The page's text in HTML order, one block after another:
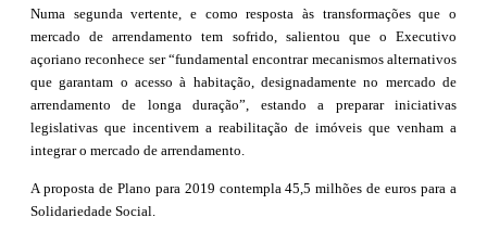
Numa segunda vertente, e como resposta às transformações que o
mercado de arrendamento tem sofrido, salientou que o Executivo
açoriano reconhece ser “fundamental encontrar mecanismos alternativos
que garantam o acesso à habitação, designadamente no mercado de
arrendamento de longa duração”, estando a preparar iniciativas
legislativas que incentivem a reabilitação de imóveis que venham a
integrar o mercado de arrendamento.
A proposta de Plano para 2019 contempla 45,5 milhões de euros para a
Solidariedade Social.